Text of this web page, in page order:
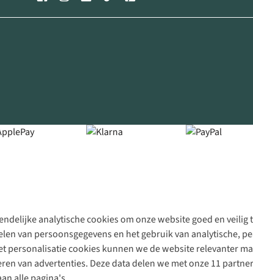
analytische cookies om onze website goed en
van persoonsgegevens en het gebruik van analytische,
cookies kunnen we de website relevanter
van advertenties. Deze data delen we met onze 11